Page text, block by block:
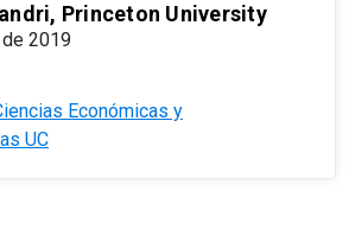
Princeton University
2019
Económicas y
UC